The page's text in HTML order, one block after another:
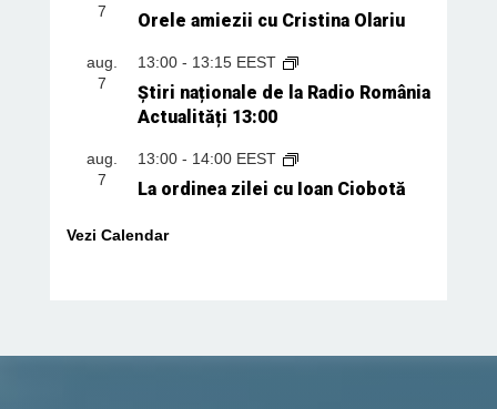
7
Orele amiezii cu Cristina Olariu
aug.
7
13:00- 13:15 EEST
Știri naționale de la Radio România
Actualități 13:00
aug.
7
13:00- 14:00 EEST
La ordinea zilei cu Ioan Ciobotă
Vezi Calendar